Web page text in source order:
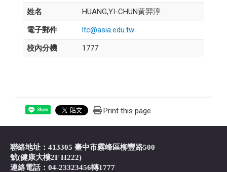
姓名
HUANG,YI-CHUN黃羿淳
電子郵件
ltc@asia.edu.tw
校內分機
1777
Share Print this page
聯絡地址：413305 臺中市霧峰區柳豐路500
號(健康大樓2F H222)
連絡電話：04-23323456轉1777